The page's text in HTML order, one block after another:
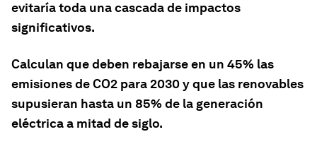
evitaría toda una cascada de impactos
significativos.
Calculan que deben rebajarse en un 45% las
emisiones de CO2 para 2030 y que las renovables
supusieran hasta un 85% de la generación
eléctrica a mitad de siglo.